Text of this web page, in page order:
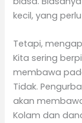
kecil, yang
Tetapi,
Kita sering
membawa
Tidak.
akan
Kolam dan